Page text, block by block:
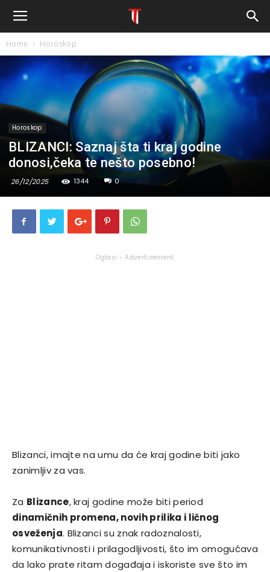
Home Horoskop
Horoskop
BLIZANCI: Saznaj šta ti kraj godine
donosi,čeka te nešto posebno!
26/12/2025 1344 0
Oglasi - Advertisement
Blizanci, imajte na umu da će kraj godine biti jako
zanimljiv za vas.
Za Blizance, kraj godine može biti period
dinamičnih promena, novih prilika i ličnog
osveženja. Blizanci su znak radoznalosti,
komunikativnosti i prilagodljivosti, što im omogućava
da lako prate ritam događaja i iskoriste sve što im